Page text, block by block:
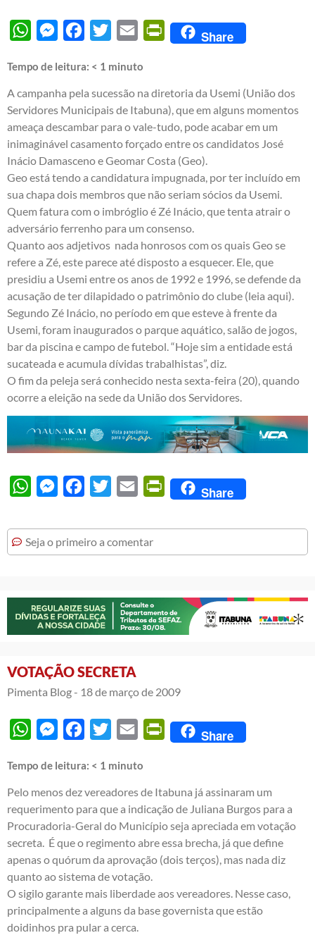
WhatsAppMessengerFacebook
Twitter Email PrintFriendly
Share
Tempo de leitura: < 1 minuto
A campanha pela sucessão na diretoria da Usemi (União dos
Servidores Municipais de Itabuna), que em alguns momentos
ameaça descambar para o vale-tudo, pode acabar em um
inimaginável casamento forçado entre os candidatos José
Inácio Damasceno e Geomar Costa (Geo).
Geo está tendo a candidatura impugnada, por ter incluído em
sua chapa dois membros que não seriam sócios da Usemi.
Quem fatura com o imbróglio é Zé Inácio, que tenta atrair o
adversário ferrenho para um consenso.
Quanto aos adjetivos nada honrosos com os quais Geo se
refere a Zé, este parece até disposto a esquecer. Ele, que
presidiu a Usemi entre os anos de 1992 e 1996, se defende da
acusação de ter dilapidado o patrimônio do clube (leia aqui).
Segundo Zé Inácio, no período em que esteve à frente da
Usemi, foram inaugurados o parque aquático, salão de jogos,
bar da piscina e campo de futebol. “Hoje sim a entidade está
sucateada e acumula dívidas trabalhistas”, diz.
O fim da peleja será conhecido nesta sexta-feira (20), quando
ocorre a eleição na sede da União dos Servidores.
WhatsAppMessengerFacebook
Twitter Email PrintFriendly
Share
Seja o primeiro a comentar
VOTAÇÃO SECRETA
Pimenta Blog - 18 de março de 2009
WhatsAppMessengerFacebook
Twitter Email PrintFriendly
Share
Tempo de leitura: < 1 minuto
Pelo menos dez vereadores de Itabuna já assinaram um
requerimento para que a indicação de Juliana Burgos para a
Procuradoria-Geral do Município seja apreciada em votação
secreta. É que o regimento abre essa brecha, já que define
apenas o quórum da aprovação (dois terços), mas nada diz
quanto ao sistema de votação.
O sigilo garante mais liberdade aos vereadores. Nesse caso,
principalmente a alguns da base governista que estão
doidinhos pra pular a cerca.